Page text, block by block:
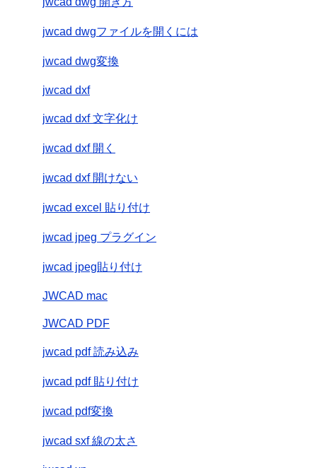
jwcad dwgファイルを開くには
jwcad dwg変換
jwcad dxf
jwcad dxf 文字化け
jwcad dxf 開く
jwcad dxf 開けない
jwcad excel 貼り付け
jwcad jpeg プラグイン
jwcad jpeg貼り付け
JWCAD mac
JWCAD PDF
jwcad pdf 読み込み
jwcad pdf 貼り付け
jwcad pdf変換
jwcad sxf 線の太さ